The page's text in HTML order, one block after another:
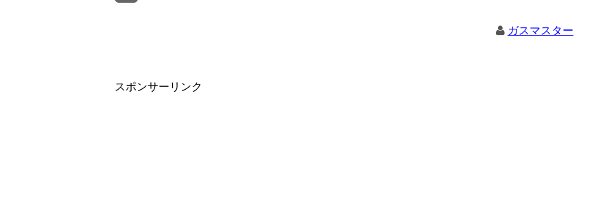
ガスマスター
スポンサーリンク